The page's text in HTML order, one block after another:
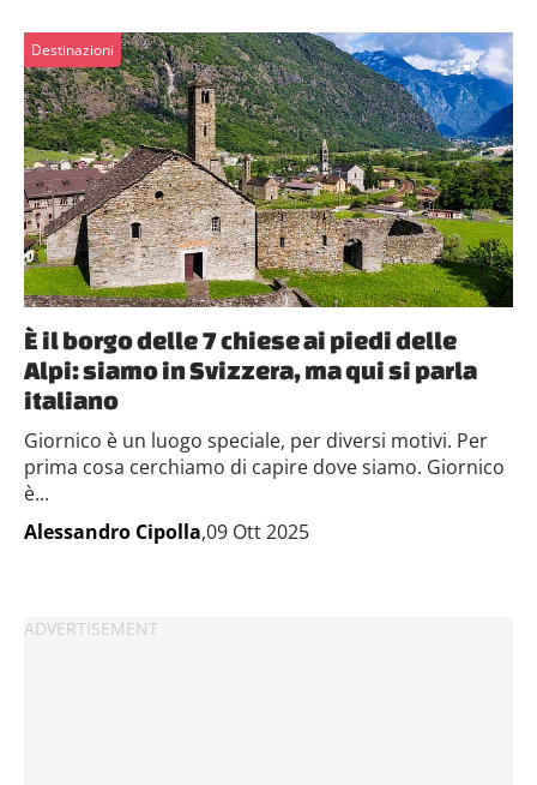
Destinazioni
È il borgo delle 7 chiese ai piedi delle
Alpi: siamo in Svizzera, ma qui si parla
italiano
Giornico è un luogo speciale, per diversi motivi. Per
prima cosa cerchiamo di capire dove siamo. Giornico
è...
Alessandro Cipolla,09 Ott 2025